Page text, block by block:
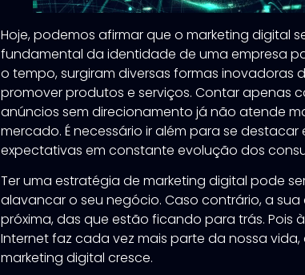
Hoje, podemos afirmar que o marketing digital
fundamental da identidade de uma empresa
o tempo, surgiram diversas formas inovadoras
promover produtos e serviços. Contar apenas
anúncios sem direcionamento já não atende
mercado. É necessário ir além para se destacar
expectativas em constante evolução dos
Ter uma estratégia de marketing digital pode
alavancar o seu negócio. Caso contrário, a
próxima, das que estão ficando para trás. Pois
Internet faz cada vez mais parte da nossa
marketing digital cresce.